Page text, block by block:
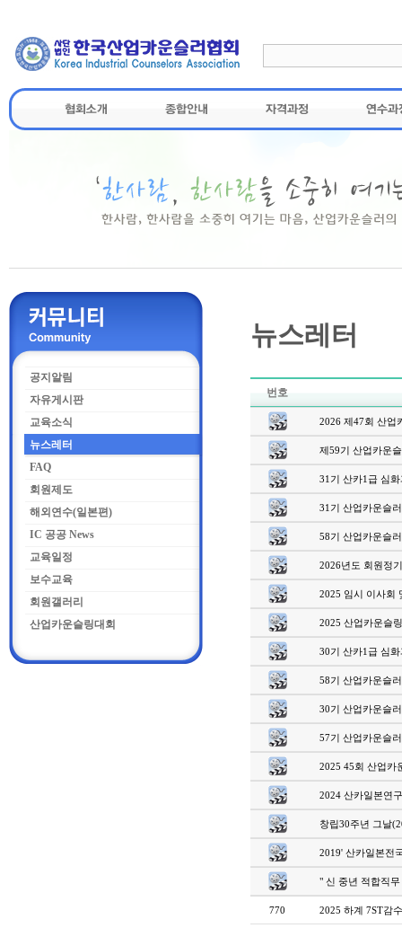
공지알림
자유게시판
교육소식
뉴스레터
FAQ
회원제도
해외연수(일본편)
IC 공공 News
교육일정
보수교육
회원갤러리
산업카운슬링대회
뉴스레터
번호
2026 제47회 산업
제59기 산업카운
31기 산카1급 심
31기 산업카운슬
58기 산업카운슬
2026년도 회원정
2025 임시 이사회
2025 산업카운슬
30기 산카1급 심
58기 산업카운슬
30기 산업카운슬
57기 산업카운슬
2025 45회 산업카
2024 산카일본연
창립30주년 그날
2019' 산카일본전
" 신 중년 적합직
770 2025 하계 7ST감